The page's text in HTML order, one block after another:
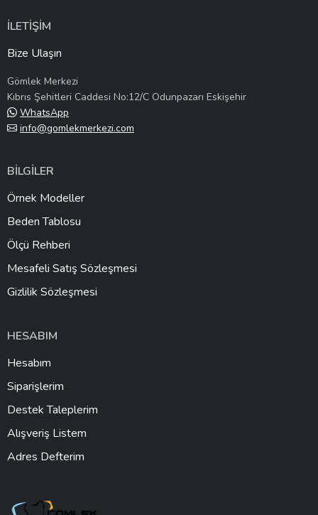
İLETİŞİM
Bize Ulaşın
Gömlek Merkezi
Kıbrıs Şehitleri Caddesi No:12/C Odunpazarı Eskişehir
WhatsApp
info@gomlekmerkezi.com
BİLGİLER
Örnek Modeller
Beden Tablosu
Ölçü Rehberi
Mesafeli Satış Sözleşmesi
Gizlilik Sözleşmesi
HESABIM
Hesabım
Siparişlerim
Destek Taleplerim
Alışveriş Listem
Adres Defterim